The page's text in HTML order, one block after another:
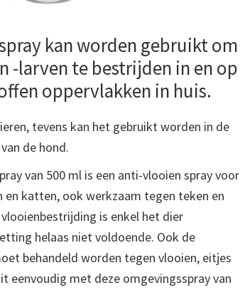
kan worden gebruikt om
-larven te bestrijden in en op
oppervlakken in huis.
tevens kan het gebruikt worden in de
de hond.
van 500 ml is een anti-vlooien spray voor
en katten, ook werkzaam tegen teken en
is enkel het dier
helaas niet voldoende. Ook de
behandeld worden tegen vlooien, eitjes
eenvoudig met deze omgevingsspray van